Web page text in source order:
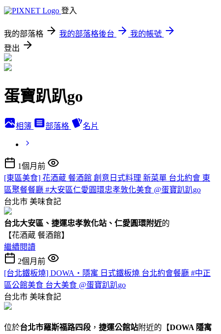
登入
我的部落格 我的部落格後台
我的帳號
登出
蛋寶趴趴go
相簿 部落格 名片
1個月前
[東區美食] 花酒蔵 餐酒館 創意日式料理 新菜單 台北約會 東
區聚餐餐廳 #大安區仁愛圓環忠孝敦化美食 @蛋寶趴趴go
台北市 美味食記
台北大安區、捷運忠孝敦化站、仁愛圓環附近的
【花酒蔵 餐酒館】
繼續閱讀
2個月前
[台北鐵板燒] DOWA・隱寓 日式鐵板燒 台北約會餐廳 #中正
區公館美食 台大美食 @蛋寶趴趴go
台北市 美味食記
位於台北市羅斯福路四段 ， 捷運公館站附近的【DOWA 隱寓